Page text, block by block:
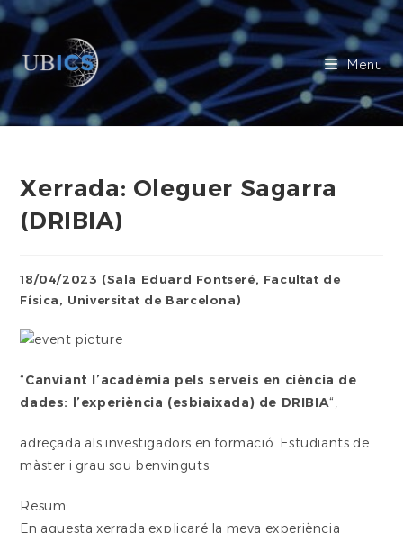
Skip
content
Menu
Xerrada: Oleguer Sagarra
(DRIBIA)
18/04/2023 (Sala Eduard Fontseré, Facultat de
Física, Universitat de Barcelona)
“Canviant l’acadèmia pels serveis en ciència de
dades: l’experiència (esbiaixada) de DRIBIA“,
adreçada als investigadors en formació. Estudiants de
màster i grau sou benvinguts.
Resum:
En aquesta xerrada explicaré la meva experiència